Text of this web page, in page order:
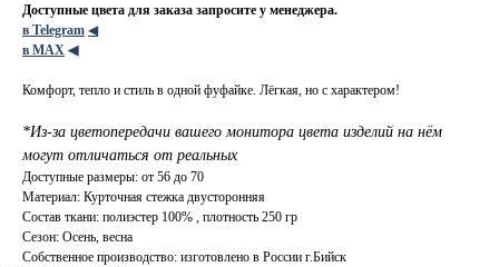
Доступные цвета для заказа запросите у менеджера.
в Telegram ◀
в МАХ ◀
Комфорт, тепло и стиль в одной фуфайке. Лёгкая, но с характером!
*Из-за цветопередачи вашего монитора цвета изделий на нём
могут отличаться от реальных
Доступные размеры: от 56 до 70
Материал: Курточная стежка двусторонняя
Состав ткани: полиэстер 100% , плотность 250 гр
Сезон: Осень, весна
Собственное производство: изготовлено в России г.Бийск